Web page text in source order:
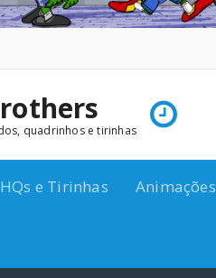
quadrinhos e tirinhas
HQs e Tirinhas Animações